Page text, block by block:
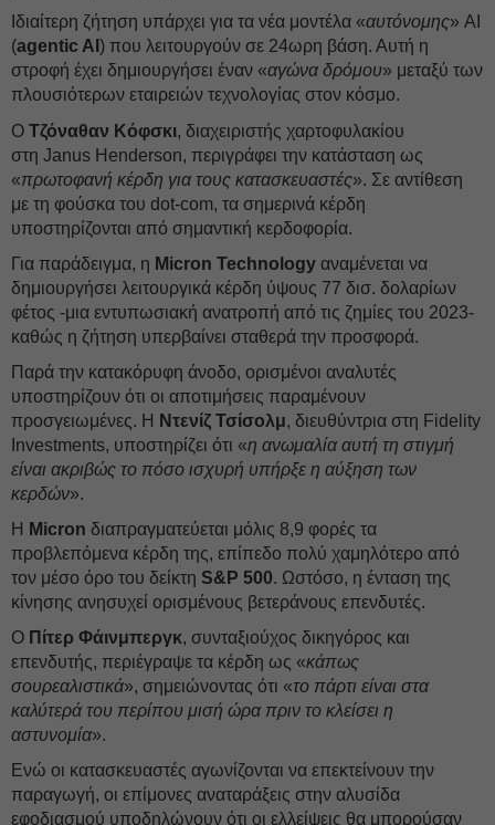
Ιδιαίτερη ζήτηση υπάρχει για τα νέα μοντέλα «αυτόνομης» AI
(agentic AI ) που λειτουργούν σε 24ωρη βάση. Αυτή η
στροφή έχει δημιουργήσει έναν «αγώνα δρόμου» μεταξύ των
πλουσιότερων εταιρειών τεχνολογίας στον κόσμο.
Ο Τζόναθαν Κόφσκι, διαχειριστής χαρτοφυλακίου
στη Janus Henderson, περιγράφει την κατάσταση ως
«πρωτοφανή κέρδη για τους κατασκευαστές». Σε αντίθεση
με τη φούσκα του dot-com, τα σημερινά κέρδη
υποστηρίζονται από σημαντική κερδοφορία.
Για παράδειγμα, η Micron Technology αναμένεται να
δημιουργήσει λειτουργικά κέρδη ύψους 77 δισ. δολαρίων
φέτος -μια εντυπωσιακή ανατροπή από τις ζημίες του 2023-
καθώς η ζήτηση υπερβαίνει σταθερά την προσφορά.
Παρά την κατακόρυφη άνοδο, ορισμένοι αναλυτές
υποστηρίζουν ότι οι αποτιμήσεις παραμένουν
προσγειωμένες. Η Ντενίζ Τσίσολμ, διευθύντρια στη Fidelity
Investments, υποστηρίζει ότι «η ανωμαλία αυτή τη στιγμή
είναι ακριβώς το πόσο ισχυρή υπήρξε η αύξηση των
κερδών».
Η Micron διαπραγματεύεται μόλις 8,9 φορές τα
προβλεπόμενα κέρδη της, επίπεδο πολύ χαμηλότερο από
τον μέσο όρο του δείκτη S&P 500. Ωστόσο, η ένταση της
κίνησης ανησυχεί ορισμένους βετεράνους επενδυτές.
Ο Πίτερ Φάινμπεργκ, συνταξιούχος δικηγόρος και
επενδυτής, περιέγραψε τα κέρδη ως «κάπως
σουρεαλιστικά», σημειώνοντας ότι «το πάρτι είναι στα
καλύτερά του περίπου μισή ώρα πριν το κλείσει η
αστυνομία».
Ενώ οι κατασκευαστές αγωνίζονται να επεκτείνουν την
παραγωγή, οι επίμονες αναταράξεις στην αλυσίδα
εφοδιασμού υποδηλώνουν ότι οι ελλείψεις θα μπορούσαν